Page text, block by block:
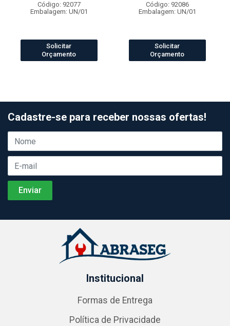
Código: 92077
Embalagem: UN/01
Solicitar
Orçamento
Código: 92086
Embalagem: UN/01
Solicitar
Orçamento
Cadastre-se para receber nossas ofertas!
Institucional
Formas de Entrega
Política de Privacidade